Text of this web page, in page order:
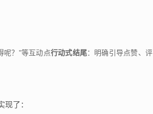
呢？"等互动点行动式结尾：明确引导点赞、评
了：